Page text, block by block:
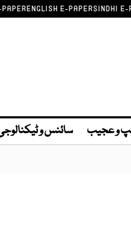
ENGLISH E-PAPERSINDHI E-
و عجیب سائنس و